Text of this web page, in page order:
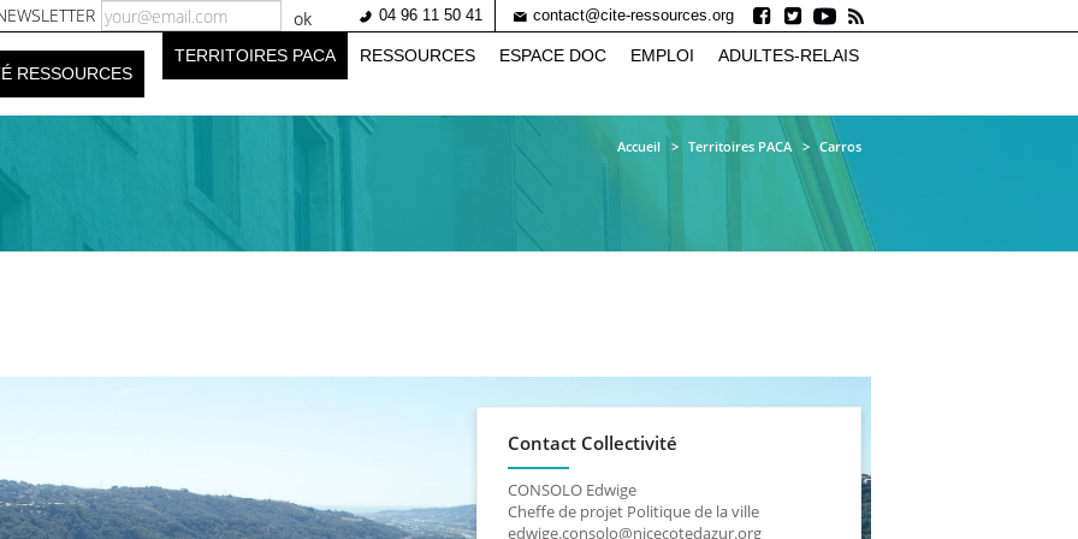
04 96 11 50 41 contact@cite-ressources.org
ok
RESSOURCES
TERRITOIRES PACA RESSOURCES ESPACE DOC EMPLOI ADULTES-RELAIS
Accueil Territoires PACA Carros
Contact Collectivité
CONSOLO Edwige
Cheffe de projet Politique de la ville
edwige.consolo@nicecotedazur.org